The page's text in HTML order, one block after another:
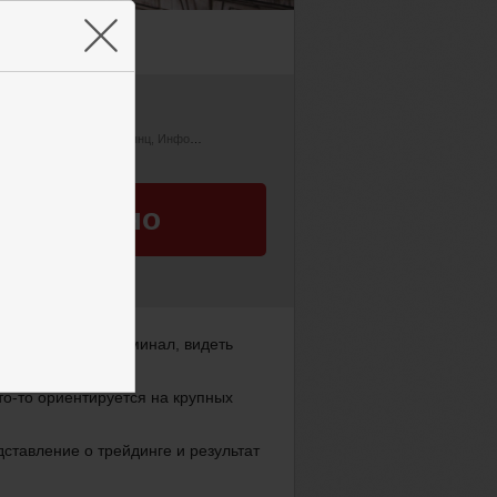
×
Роман Папьянц Инфоклуб
Бесплатно
закрывая терминал, видеть
то ориентируется на крупных
о трейдинге и результат